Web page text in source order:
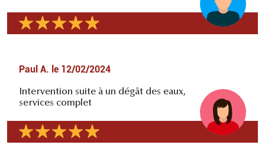
Paul A. le 12/02/2024
Intervention suite à un dégât des eaux,
services complet